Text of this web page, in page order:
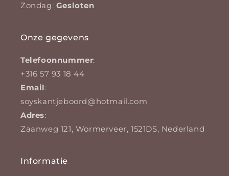
Zondag: Gesloten
Onze gegevens
Telefoonnummer:
+316 57 93 18 44
Email:
soyskantjeboord@hotmail.com
Adres:
Zaanweg 121, Wormerveer, 1521DS, Nederland
Informatie